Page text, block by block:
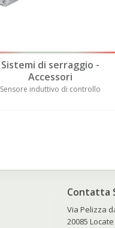
Sistemi di serraggio -
Accessori
Sensore induttivo di controllo
Contatta
Via Pelizza
20085